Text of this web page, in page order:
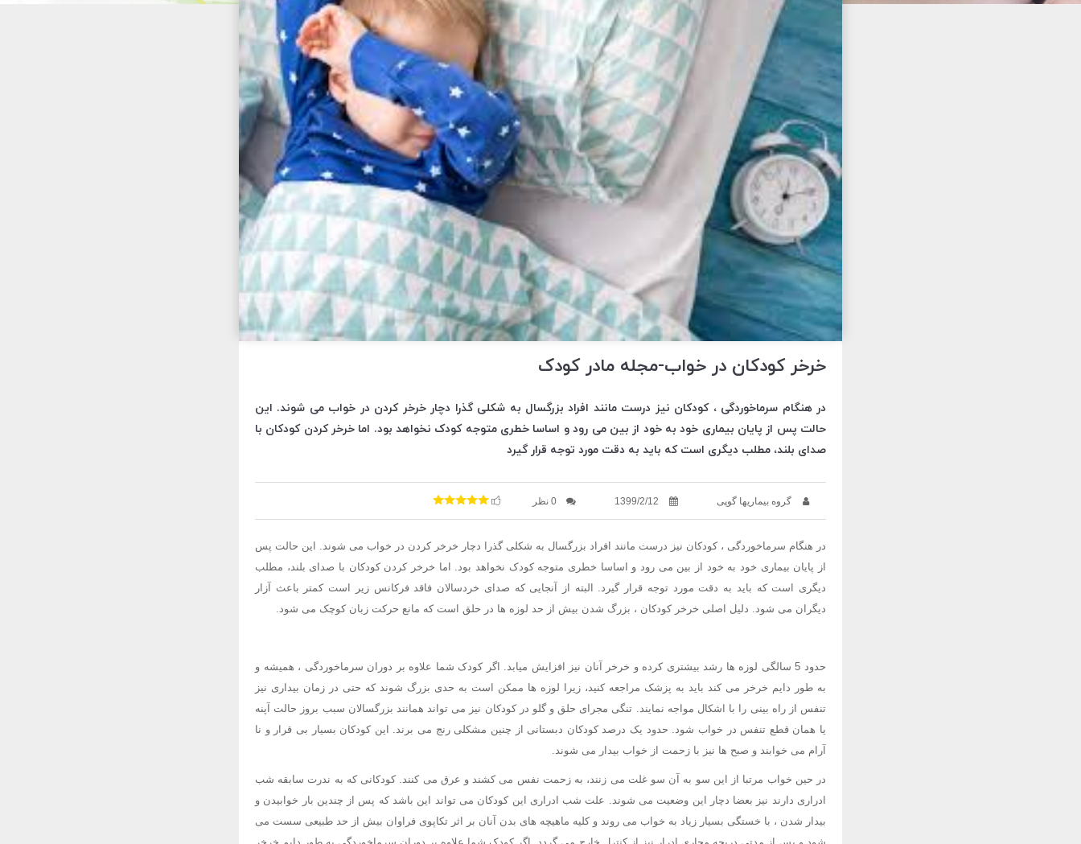
خرخر کودکان در خواب-مجله مادر کودک
در هنگام سرماخوردگی ، کودکان نیز درست مانند افراد بزرگسال به شکلی گذرا دچار خرخر کردن در خواب می شوند. این
حالت پس از پایان بیماری خود به خود از بین می رود و اساسا خطری متوجه کودک نخواهد بود. اما خرخر کردن کودکان با
صدای بلند، مطلب دیگری است که باید به دقت مورد توجه قرار گیرد
گروه بیماریها گوپی 1399/2/12 0 نظر
در هنگام سرماخوردگی ، کودکان نیز درست مانند افراد بزرگسال به شکلی گذرا دچار خرخر کردن در خواب می شوند. این حالت پس
از پایان بیماری خود به خود از بین می رود و اساسا خطری متوجه کودک نخواهد بود. اما خرخر کردن کودکان با صدای بلند، مطلب
دیگری است که باید به دقت مورد توجه قرار گیرد. البته از آنجایی که صدای خردسالان فاقد فرکانس زیر است کمتر باعث آزار
دیگران می شود. دلیل اصلی خرخر کودکان ، بزرگ شدن بیش از حد لوزه ها در حلق است که مانع حرکت زبان کوچک می شود.
حدود 5 سالگی لوزه ها رشد بیشتری کرده و خرخر آنان نیز افزایش میابد. اگر کودک شما علاوه بر دوران سرماخوردگی ، همیشه و
به طور دایم خرخر می کند باید به پزشک مراجعه کنید، زیرا لوزه ها ممکن است به حدی بزرگ شوند که حتی در زمان بیداری نیز
تنفس از راه بینی را با اشکال مواجه نمایند. تنگی مجرای حلق و گلو در کودکان نیز می تواند همانند بزرگسالان سبب بروز حالت آپنه
یا همان قطع تنفس در خواب شود. حدود یک درصد کودکان دبستانی از چنین مشکلی رنج می برند. این کودکان بسیار بی قرار و نا
آرام می خوابند و صبح ها نیز با زحمت از خواب بیدار می شوند.
در حین خواب مرتبا از این سو به آن سو غلت می زنند، به زحمت نفس می کشند و عرق می کنند. کودکانی که به ندرت سابقه شب
ادراری دارند نیز بعضا دچار این وضعیت می شوند. علت شب ادراری این کودکان می تواند این باشد که پس از چندین بار خوابیدن و
بیدار شدن ، با خستگی بسیار زیاد به خواب می روند و کلیه ماهیچه های بدن آنان بر اثر تکاپوی فراوان بیش از حد طبیعی سست می